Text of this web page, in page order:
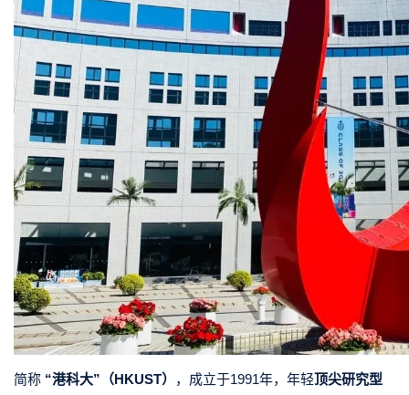
简称 “港科大”（HKUST） ，成立于1991年，年轻顶尖研究型